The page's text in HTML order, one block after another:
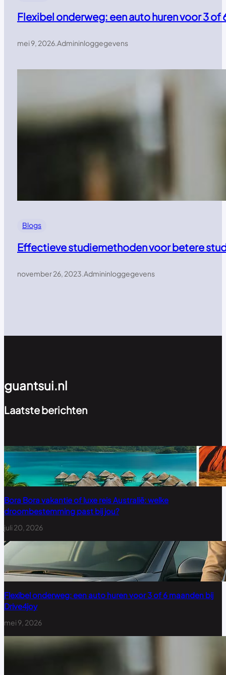
Flexibel onderweg: een auto huren voor 3 of
mei 9, 2026.Admininloggegevens
Blogs
Effectieve studiemethoden voor betere
november 26, 2023.Admininloggegevens
guantsui.nl
Laatste berichten
Bora Bora vakantie of luxe reis Australië: welke
droombestemming past bij jou?
juli 20, 2026
Flexibel onderweg: een auto huren voor 3 of 6 maanden bij
Drive4joy
mei 9, 2026